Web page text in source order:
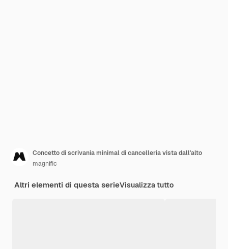
Concetto di scrivania minimal di cancelleria vista dall'alto
magnific
Altri elementi di questa serieVisualizza tutto